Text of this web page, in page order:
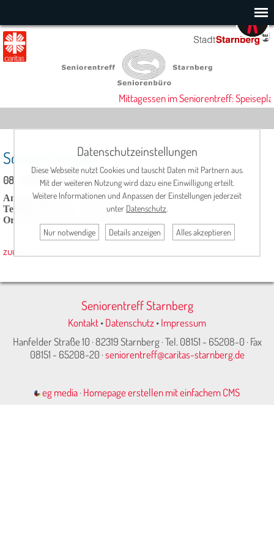
Mittagessen im Seniorentreff:
Schach-Gruppe
08. Juli 2025, 14:00 Uhr
Ansprechpartner:Alfred Bichler, Tel.: 08157/604068
Termin
: dienstags, 14.00 Uhr
Ort
zurück
Seniorentreff Starnberg
Kontakt•Datenschutz•Impressum
Hanfelder Straße 10 · 82319 Starnberg · Tel. 08151 - 65208-0 · Fax
08151 - 65208-20 ·seniorentreff@caritas-starnberg.de
eg media·Homepage erstellen mit einfachem CMS
Datenschutzeinstellungen
Diese Webseite nutzt Cookies und tauscht Daten mit Partnern aus.
Mit der weiteren Nutzung wird dazu eine Einwilligung erteilt.
Weitere Informationen und Anpassen der Einstellungen jederzeit
unter Datenschutz
Nur notwendige Details anzeigen Alles akzeptieren